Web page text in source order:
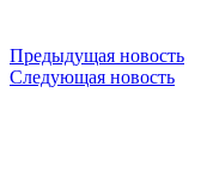
Предыдущая новость
Следующая новость